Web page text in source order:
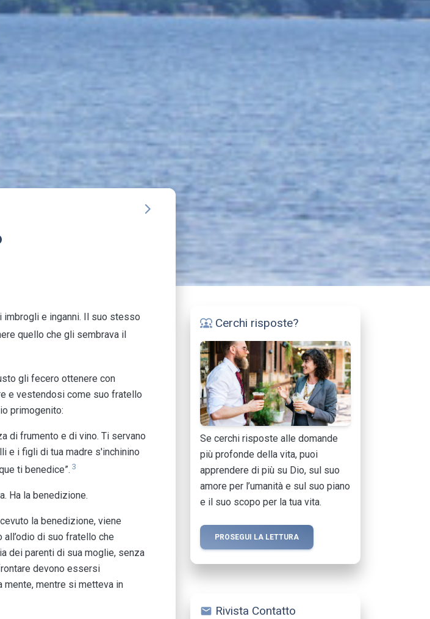
arrow_forward_ios
imbrogli e inganni. Il suo stesso
quello che gli sembrava il
gli fecero ottenere con
e vestendosi come suo fratello
primogenito:
di frumento e di vino. Ti servano
e i figli di tua madre s'inchinino
ti benedice”. 3
Ha la benedizione.
la benedizione, viene
di suo fratello che
dei parenti di sua moglie, senza
devono essersi
mente, mentre si metteva in
diversity_1 Cerchi risposte?
Se cerchi risposte alle domande
più profonde della vita, puoi
apprendere di più su Dio, sul suo
amore per l’umanità e sul suo piano
e il suo scopo per la tua vita.
PROSEGUI LA LETTURA
mail Rivista Contatto